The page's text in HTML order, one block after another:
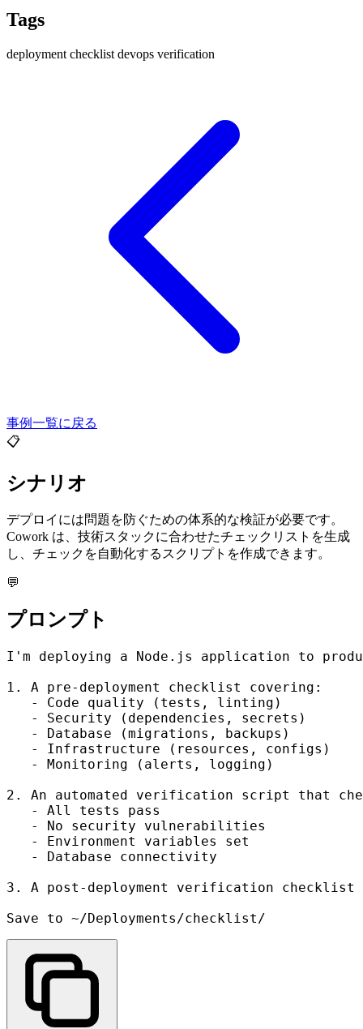
Tags
deployment checklist devops verification
事例一覧に戻る
📋
シナリオ
デプロイには問題を防ぐための体系的な検証が必要です。
Cowork は、技術スタックに合わせたチェックリストを生成
し、チェックを自動化するスクリプトを作成できます。
💬
プロンプト
I'm deploying a Node.js application to
1. A pre-deployment checklist covering:
   - Code quality (tests, linting)
   - Security (dependencies, secrets)
   - Database (migrations, backups)
   - Infrastructure (resources, configs)
   - Monitoring (alerts, logging)
2. An automated verification script that
   - All tests pass
   - No security vulnerabilities
   - Environment variables set
   - Database connectivity
3. A post-deployment verification checklist